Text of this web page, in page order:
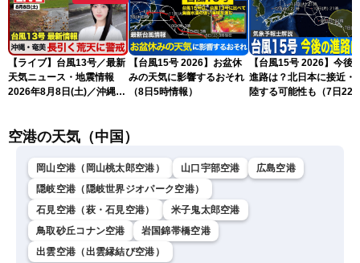
【ライブ】台風13号／最新
天気ニュース・地震情報
2026年8月8日(土)／沖縄・
〈ウェザーニュースLiVEモ
剛央〉
【台風15号 2026】お盆休
みの天気に影響するおそれ
（8日5時情報）
【台風15号 2026】今後
進路は？北日本に接近・
陸する可能性も（7日22
空港の天気（中国）
岡山空港（岡山桃太郎空港） 山口宇部空港
広島空港
隠岐空港（隠岐世界ジオパーク空港）
石見空港（萩・石見空港）
米子鬼太郎空港
鳥取砂丘コナン空港
岩国錦帯橋空港
出雲空港（出雲縁結び空港）